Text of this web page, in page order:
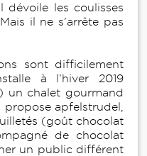
dévoile les coulisses
il ne s’arrête pas
sont difficilement
à l’hiver 2019
un chalet gourmand
apfelstrudel,
(goût chocolat
de chocolat
un public différent